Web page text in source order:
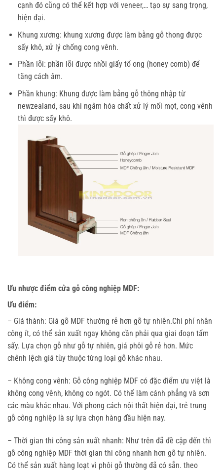
cạnh đó cũng có thể kết hợp với veneer,… tạo sự sang trọng,
hiện đại.
Khung xương: khung xương được làm bằng gỗ thong được
sấy khô, xử lý chống cong vênh.
Phần lõi: phần lõi được nhồi giấy tổ ong (honey comb) để
tăng cách âm.
Phần khung: Khung được làm bằng gỗ thông nhập từ
newzealand, sau khi ngâm hóa chất xử lý mối mọt, cong vênh
thì được sấy khô.
Ưu nhược điểm cửa gỗ công nghiệp MDF:
Ưu điểm:
– Giá thành: Giá gỗ MDF thường rẻ hơn gỗ tự nhiên.Chi phí nhân
công ít, có thể sản xuất ngay không cần phải qua giai đoạn tẩm
sấy. Lựa chọn gỗ như gỗ tự nhiên, giá phôi gỗ rẻ hơn. Mức
chênh lệch giá tùy thuộc từng loại gỗ khác nhau.
– Không cong vênh: Gỗ công nghiệp MDF có đặc điểm ưu việt là
không cong vênh, không co ngót. Có thể làm cánh phẳng và sơn
các màu khác nhau. Với phong cách nội thất hiện đại, trẻ trung
gỗ công nghiệp là sự lựa chọn hàng đầu hiện nay.
– Thời gian thi công sản xuất nhanh: Như trên đã đề cập đến thì
gỗ công nghiệp MDF thời gian thi công nhanh hơn gỗ tự nhiên.
Có thể sản xuất hàng loạt vì phôi gỗ thường đã có sẵn. theo